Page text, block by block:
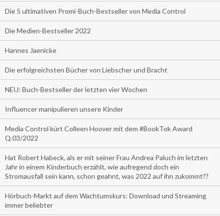
Die 5 ultimativen Promi-Buch-Bestseller von Media Control
Die Medien-Bestseller 2022
Hannes Jaenicke
Die erfolgreichsten Bücher von Liebscher und Bracht
NEU: Buch-Bestseller der letzten vier Wochen
Influencer manipulieren unsere Kinder
Media Control kürt Colleen Hoover mit dem #BookTok Award
Q.03/2022
Hat Robert Habeck, als er mit seiner Frau Andrea Paluch im letzten
Jahr in einem Kinderbuch erzählt, wie aufregend doch ein
Stromausfall sein kann, schon geahnt, was 2022 auf ihn zukommt??
Hörbuch-Markt auf dem Wachtumskurs: Download und Streaming
immer beliebter